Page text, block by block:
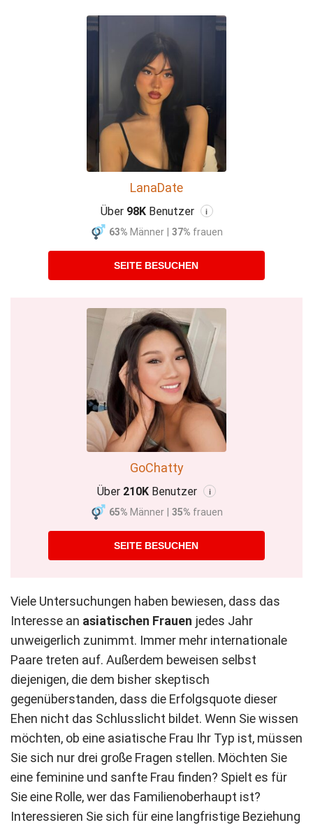
LanaDate
Über 98KBenutzer i
63% Männer 37% frauen
SEITE BESUCHEN
GoChatty
Über 210K Benutzer i
65% Männer 35% frauen
SEITE BESUCHEN
Viele Untersuchungen haben bewiesen, dass das
Interesse an asiatischen Frauen jedes Jahr
unweigerlich zunimmt. Immer mehr internationale
Paare treten auf. Außerdem beweisen selbst
diejenigen, die dem bisher skeptisch
gegenüberstanden, dass die Erfolgsquote dieser
Ehen nicht das Schlusslicht bildet. Wenn Sie wissen
möchten, ob eine asiatische Frau Ihr Typ ist, müssen
Sie sich nur drei große Fragen stellen. Möchten Sie
eine feminine und sanfte Frau finden? Spielt es für
Sie eine Rolle, wer das Familienoberhaupt ist?
Interessieren Sie sich für eine langfristige Beziehung